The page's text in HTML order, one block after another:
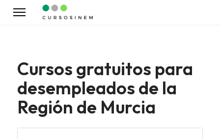
Cursos gratuitos para
desempleados de la
Región de Murcia